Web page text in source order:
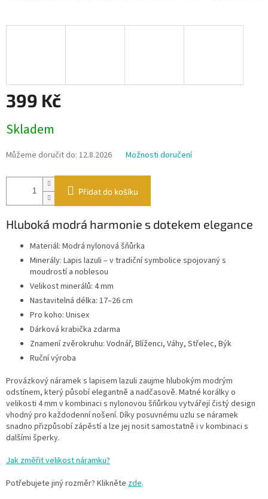
399 Kč
cena:
Skladem
Můžeme doručit do: 12.8.2026 Možnosti doručení
Přidat do košíku
Hluboká modrá harmonie s dotekem elegance
Materiál: Modrá nylonová šňůrka
Minerály: Lapis lazuli – v tradiční symbolice spojovaný s
moudrostí a noblesou
Velikost minerálů: 4 mm
Nastavitelná délka: 17–26 cm
Pro koho: Unisex
Dárková krabička zdarma
Znamení zvěrokruhu: Vodnář, Blíženci, Váhy, Střelec, Býk
Ruční výroba
Provázkový náramek s lapisem lazuli zaujme hlubokým modrým
odstínem, který působí elegantně a nadčasově. Matné korálky o
velikosti 4 mm v kombinaci s nylonovou šňůrkou vytvářejí čistý design
vhodný pro každodenní nošení. Díky posuvnému uzlu se náramek
snadno přizpůsobí zápěstí a lze jej nosit samostatně i v kombinaci s
dalšími šperky.
Jak změřit velikost náramku?
Potřebujete jiný rozměr? Klikněte zde.